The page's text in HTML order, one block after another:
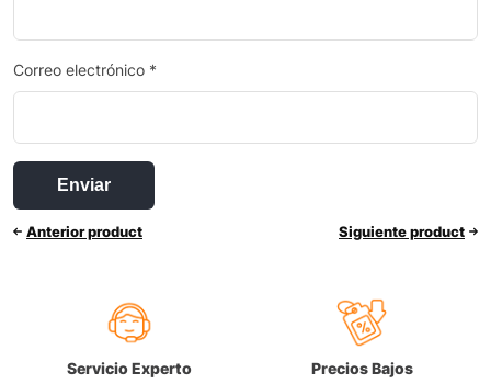
Correo electrónico *
Anterior product Siguiente product
Servicio Experto Precios Bajos